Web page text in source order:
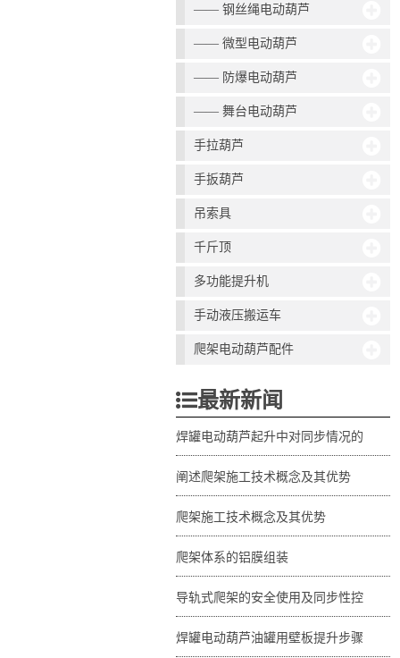
—— 钢丝绳电动葫芦
—— 微型电动葫芦
—— 防爆电动葫芦
—— 舞台电动葫芦
手拉葫芦
手扳葫芦
吊索具
千斤顶
多功能提升机
手动液压搬运车
爬架电动葫芦配件
最新新闻
焊罐电动葫芦起升中对同步情况的
阐述爬架施工技术概念及其优势
爬架施工技术概念及其优势
爬架体系的铝膜组装
导轨式爬架的安全使用及同步性控
焊罐电动葫芦油罐用壁板提升步骤